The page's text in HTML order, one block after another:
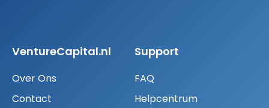
VentureCapital.nl
Over Ons
Contact
Support
FAQ
Helpcentrum